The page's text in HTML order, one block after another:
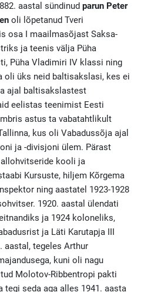
aastal sündinud parun Peter
oli lõpetanud Tveri
osa I maailmasõjast Saksa-
ja teenis välja Püha
Püha Vladimiri IV klassi ning
oli üks neid baltisakslasi, kes ei
ajal baltisakslastest
eelistas teenimist Eesti
astus ta vabatahtlikult
kus oli Vabadussõja ajal
ja -divisjoni ülem. Pärast
kooli ja
Kursuste, hiljem Kõrgema
ning aastatel 1923-1928
1920. aastal ülendati
ja 1924 koloneliks,
ja Läti Karutapja III
aastal, tegeles Arthur
kuni oli nagu
Molotov-Ribbentropi pakti
tegi seda aga alles 1941. aasta